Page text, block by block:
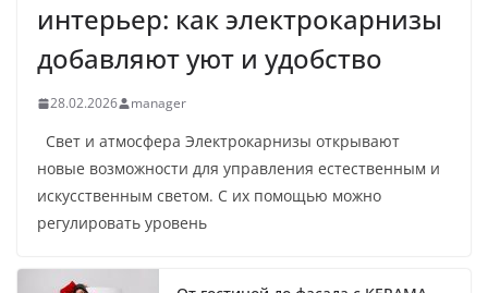
интерьер: как электрокарнизы
добавляют уют и удобство
28.02.2026 manager
Свет и атмосфера Электрокарнизы открывают
новые возможности для управления естественным и
искусственным светом. С их помощью можно
регулировать уровень